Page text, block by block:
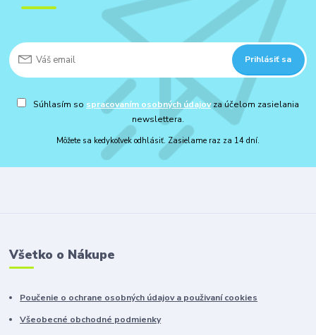
Prihlásiť sa
Súhlasím so spracovaním osobných údajovza účelom zasielania
newslettera.
Môžete sa kedykoľvek odhlásiť. Zasielame raz za 14 dní.
Všetko o Nákupe
Poučenie o ochrane osobných údajov a použivaní cookies
Všeobecné obchodné podmienky